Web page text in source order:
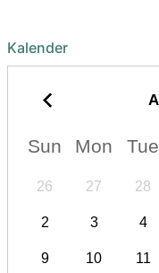
Kalender
Sun Mon Tue
26 27 28
2 3 4
9 10 11